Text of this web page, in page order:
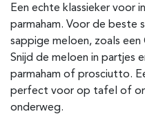
Een echte klassieker voor
parmaham. Voor de beste
sappige meloen, zoals
Snijd de meloen in partjes
parmaham of prosciutto.
perfect voor op tafel of
onderweg.